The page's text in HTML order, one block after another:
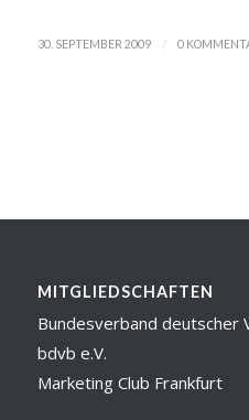
30. SEPTEMBER 2009 / 0
MITGLIEDSCHAFTEN
Bundesverband deutscher
bdvb e.V.
Marketing Club Frankfurt